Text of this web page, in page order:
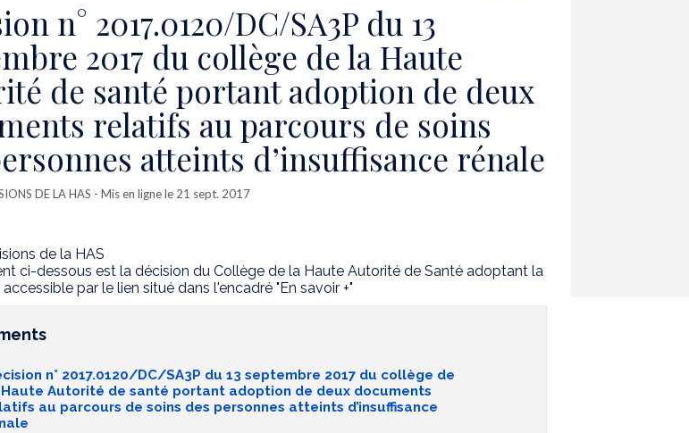
n° 2017.0120/DC/SA3P du 13
2017 du collège de la Haute
de santé portant adoption de deux
relatifs au parcours de soins
atteints d’insuffisance rénale
DE LA HAS - Mis en ligne le 21 sept. 2017
de la HAS
ci-dessous est la décision du Collège de la Haute Autorité de Santé adoptant la
par le lien situé dans l'encadré "En savoir +"
n° 2017.0120/DC/SA3P du 13 septembre 2017 du collège de
Autorité de santé portant adoption de deux documents
au parcours de soins des personnes atteints d’insuffisance